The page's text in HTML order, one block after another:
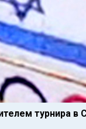
турнира в